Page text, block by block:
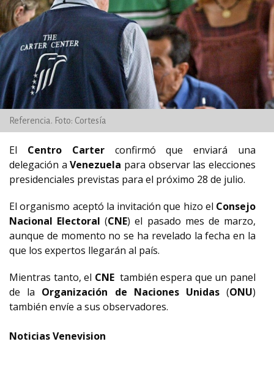
Referencia. Foto: Cortesía
El Centro Carterconfirmó que enviará una
delegación aVenezuela para observar las elecciones
presidenciales previstas para el próximo 28 de julio.
El organismo aceptó la invitación que hizo el Consejo
Nacional Electoral (CNE) el pasado mes de marzo,
aunque de momento no se ha revelado la fecha en la
que los expertos llegarán al país.
Mientras tanto, el CNEtambién espera que un panel
de la Organización de Naciones Unidas(ONU)
también envíe a sus observadores.
Noticias Venevision